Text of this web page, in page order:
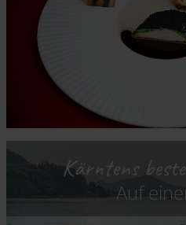
Kärntens
Auf